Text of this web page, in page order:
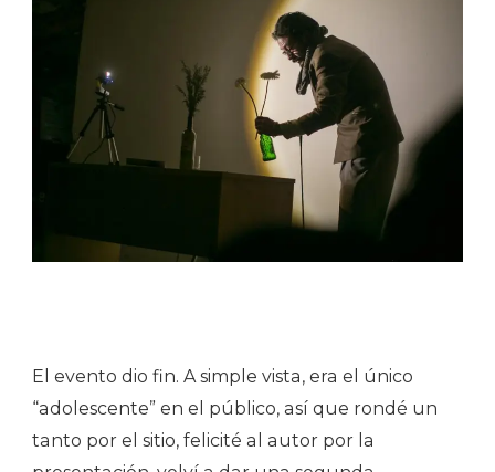
El evento dio fin. A simple vista, era el único
“adolescente” en el público, así que rondé un
tanto por el sitio, felicité al autor por la